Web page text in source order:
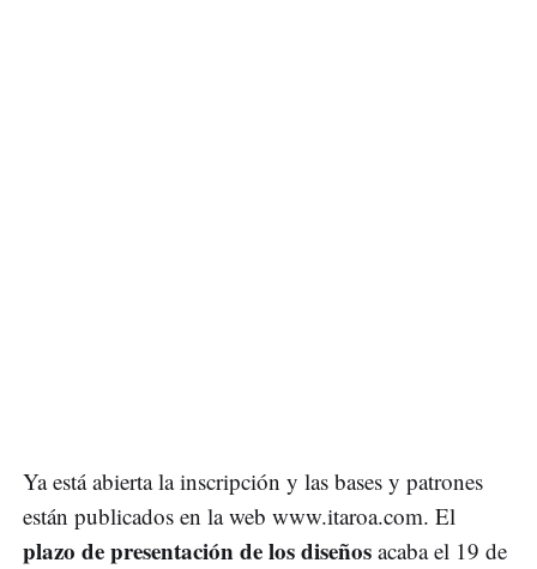
Ya está abierta la inscripción y las bases y patrones
están publicados en la web www.itaroa.com. El
plazo de presentación de los diseños acaba el 19 de